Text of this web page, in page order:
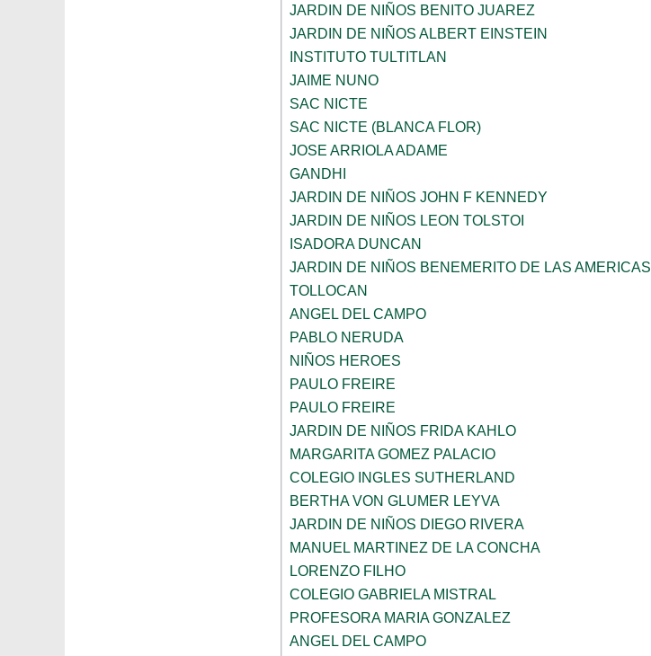
JARDIN DE NIÑOS BENITO JUAREZ
JARDIN DE NIÑOS ALBERT EINSTEIN
INSTITUTO TULTITLAN
JAIME NUNO
SAC NICTE
SAC NICTE (BLANCA FLOR)
JOSE ARRIOLA ADAME
GANDHI
JARDIN DE NIÑOS JOHN F KENNEDY
JARDIN DE NIÑOS LEON TOLSTOI
ISADORA DUNCAN
JARDIN DE NIÑOS BENEMERITO DE LAS AMERICAS
TOLLOCAN
ANGEL DEL CAMPO
PABLO NERUDA
NIÑOS HEROES
PAULO FREIRE
PAULO FREIRE
JARDIN DE NIÑOS FRIDA KAHLO
MARGARITA GOMEZ PALACIO
COLEGIO INGLES SUTHERLAND
BERTHA VON GLUMER LEYVA
JARDIN DE NIÑOS DIEGO RIVERA
MANUEL MARTINEZ DE LA CONCHA
LORENZO FILHO
COLEGIO GABRIELA MISTRAL
PROFESORA MARIA GONZALEZ
ANGEL DEL CAMPO